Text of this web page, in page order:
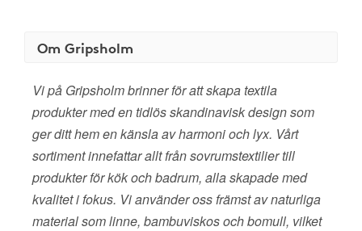
Om Gripsholm
Vi på Gripsholm brinner för att skapa textila
produkter med en tidlös skandinavisk design som
ger ditt hem en känsla av harmoni och lyx. Vårt
sortiment innefattar allt från sovrumstextilier till
produkter för kök och badrum, alla skapade med
kvalitet i fokus. Vi använder oss främst av naturliga
material som linne, bambuviskos och bomull, vilket